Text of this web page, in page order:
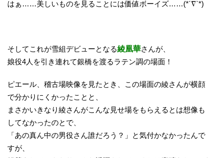
はぁ……美しいものを見ることには価値ボーイズ……(*´∇`*)
そしてこれが雪組デビューとなる綾凰華さんが、
娘役4人を引き連れて銀橋を渡るラテン調の場面！
ピエール、稽古場映像を見たとき、この場面の綾さんが横顔
で分かりにくかったことと、
まさかいきなり綾さんがこんな見せ場をもらえるとは想像も
してなかったのとで、
「あの真ん中の男役さん誰だろう？」と気付かなかったんで
すが、